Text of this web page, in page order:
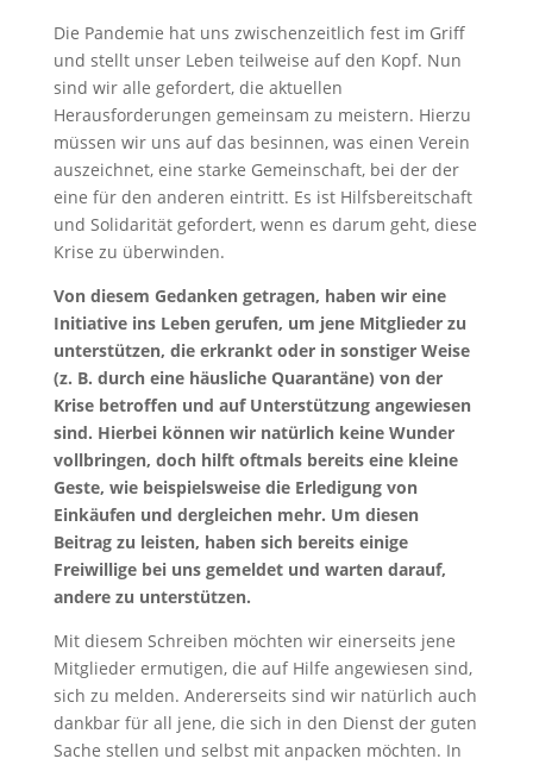
Die Pandemie hat uns zwischenzeitlich fest im Griff
und stellt unser Leben teilweise auf den Kopf. Nun
sind wir alle gefordert, die aktuellen
Herausforderungen gemeinsam zu meistern. Hierzu
müssen wir uns auf das besinnen, was einen Verein
auszeichnet, eine starke Gemeinschaft, bei der der
eine für den anderen eintritt. Es ist Hilfsbereitschaft
und Solidarität gefordert, wenn es darum geht, diese
Krise zu überwinden.
Von diesem Gedanken getragen, haben wir eine
Initiative ins Leben gerufen, um jene Mitglieder zu
unterstützen, die erkrankt oder in sonstiger Weise
(z. B. durch eine häusliche Quarantäne) von der
Krise betroffen und auf Unterstützung angewiesen
sind. Hierbei können wir natürlich keine Wunder
vollbringen, doch hilft oftmals bereits eine kleine
Geste, wie beispielsweise die Erledigung von
Einkäufen und dergleichen mehr. Um diesen
Beitrag zu leisten, haben sich bereits einige
Freiwillige bei uns gemeldet und warten darauf,
andere zu unterstützen.
Mit diesem Schreiben möchten wir einerseits jene
Mitglieder ermutigen, die auf Hilfe angewiesen sind,
sich zu melden. Andererseits sind wir natürlich auch
dankbar für all jene, die sich in den Dienst der guten
Sache stellen und selbst mit anpacken möchten. In